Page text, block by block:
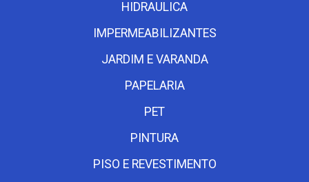
HIDRAULICA
IMPERMEABILIZANTES
JARDIM E VARANDA
PAPELARIA
PET
PINTURA
PISO E REVESTIMENTO